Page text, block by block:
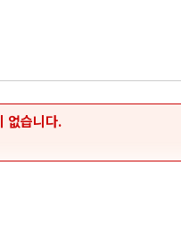
없습니다.